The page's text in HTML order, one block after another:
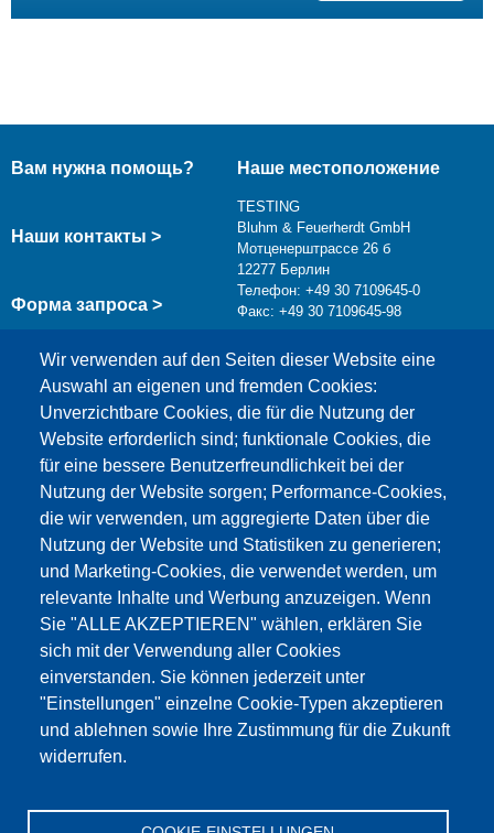
Wir verwenden auf den Seiten dieser Website eine
Auswahl an eigenen und fremden Cookies:
Unverzichtbare Cookies, die für die Nutzung der
Website erforderlich sind; funktionale Cookies, die
für eine bessere Benutzerfreundlichkeit bei der
Nutzung der Website sorgen; Performance-Cookies,
die wir verwenden, um aggregierte Daten über die
Nutzung der Website und Statistiken zu generieren;
und Marketing-Cookies, die verwendet werden, um
relevante Inhalte und Werbung anzuzeigen. Wenn
Sie "ALLE AKZEPTIEREN" wählen, erklären Sie
sich mit der Verwendung aller Cookies
einverstanden. Sie können jederzeit unter
"Einstellungen" einzelne Cookie-Typen akzeptieren
und ablehnen sowie Ihre Zustimmung für die Zukunft
widerrufen.
Вам нужна помощь?
Наши контакты >
Форма запроса >
Наше местоположение
TESTING
Bluhm & Feuerherdt GmbH
Мотценерштрассе 26 б
12277 Берлин
Телефон: +49 30 7109645-0
Факс: +49 30 7109645-98
info@testing.de
Этот материал заблокирован, потому что
файлы cookie Google Maps не были приняты.
НЕОБХОДИМО ПРИНЯТЬ ТОЛЬКО
ФАЙЛЫ COOKIE GOOGLE MAPS.
Alle Cookies akzeptieren